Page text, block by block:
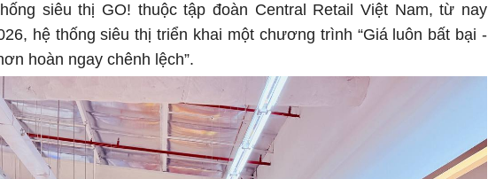
siêu thị GO! thuộc tập đoàn Central Retail Việt Nam, từ nay
hệ thống siêu thị triển khai một chương trình “Giá luôn bất bại -
hoàn ngay chênh lệch”.